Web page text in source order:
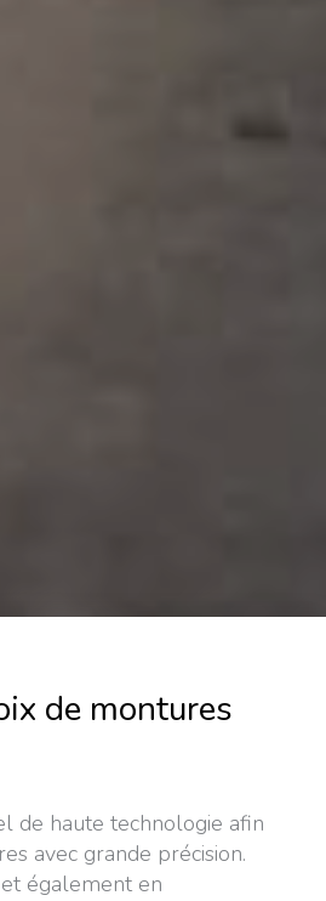
de montures
de haute technologie afin
avec grande précision.
également en